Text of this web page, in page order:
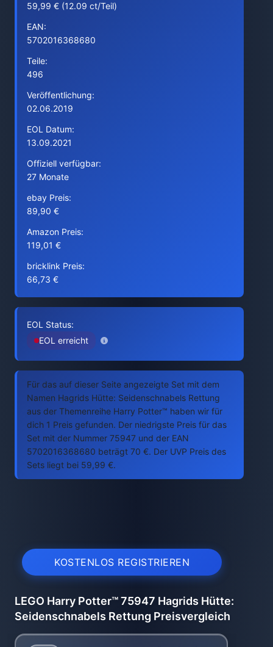
59,99 € (12.09 ct/Teil)
EAN:
5702016368680
Teile:
496
Veröffentlichung:
02.06.2019
EOL Datum:
13.09.2021
Offiziell verfügbar:
27 Monate
ebay Preis:
89,90 €
Amazon Preis:
119,01 €
bricklink Preis:
66,73 €
EOL Status:
EOL erreicht
Für das auf dieser Seite angezeigte Set mit dem
Namen Hagrids Hütte: Seidenschnabels Rettung
aus der Themenreihe Harry Potter™ haben wir für
dich 1 Preis gefunden. Der niedrigste Preis für das
Set mit der Nummer 75947 und der EAN
5702016368680 beträgt 70 €. Der UVP Preis des
Sets liegt bei 59,99 €.
KOSTENLOS REGISTRIEREN
LEGO Harry Potter™ 75947 Hagrids Hütte:
Seidenschnabels Rettung Preisvergleich